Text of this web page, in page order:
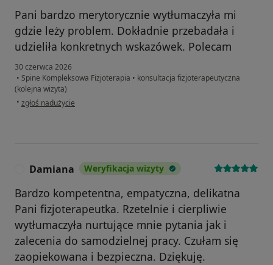
Pani bardzo merytorycznie wytłumaczyła mi
gdzie leży problem. Dokładnie przebadała i
udzieliła konkretnych wskazówek. Polecam
30 czerwca 2026
• Spine Kompleksowa Fizjoterapia • konsultacja fizjoterapeutyczna
(kolejna wizyta)
• w opinii użytkownika Anna
zgłoś nadużycie
Damiana Weryfikacja wizyty
Bardzo kompetentna, empatyczna, delikatna
Pani fizjoterapeutka. Rzetelnie i cierpliwie
wytłumaczyła nurtujące mnie pytania jak i
zalecenia do samodzielnej pracy. Czułam się
zaopiekowana i bezpieczna. Dziękuję.